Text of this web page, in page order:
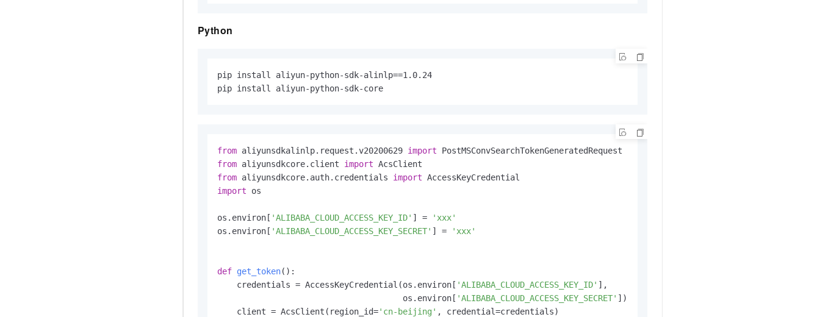
Python
pip install aliyun-python-sdk-alinlp==1.0.24
pip install aliyun-python-sdk-core
from aliyunsdkalinlp.request.v20200629 import
from aliyunsdkcore.client import
from aliyunsdkcore.auth.credentials import
import os
os.environ[ 'ALIBABA_CLOUD_ACCESS_KEY_ID' ] =
'xxx'
os.environ[ 'ALIBABA_CLOUD_ACCESS_KEY_SECRET' ] = 'xxx'
def get_token():
    credentials = AccessKeyCredential(os.environ[
'ALIBABA_CLOUD_ACCESS_KEY_ID' ],
                                      os.environ[
'ALIBABA_CLOUD_ACCESS_KEY_SECRET' ])
    client = AcsClient(region_id=
'cn-beijing' , credential=credentials)